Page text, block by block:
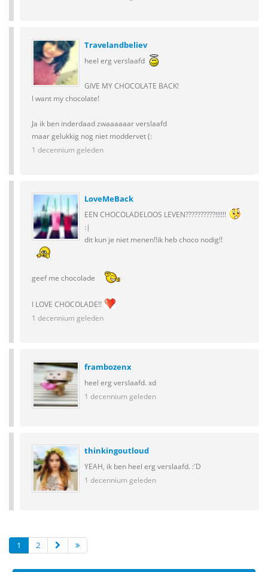
Travelandbeliev
heel erg verslaafd
GIVE MY CHOCOLATE BACK!
I want my chocolate!
Ja ik ben inderdaad zwaaaaaar verslaafd
maar gelukkig nog niet moddervet (:
1 decennium geleden
LoveMeBack
EEN CHOCOLADELOOS LEVEN??????????!!!!!!
:|
dit kun je niet menen!!ik heb choco nodig!!
geef me chocolade
I LOVE CHOCOLADE!!
1 decennium geleden
frambozenx
heel erg verslaafd. xd
1 decennium geleden
thinkingoutloud
YEAH, ik ben heel erg verslaafd. :'D
1 decennium geleden
1 2